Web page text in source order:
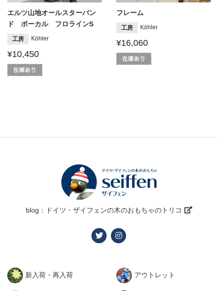
エルツ山地オールスターバン
ド ボーカル フロラインS
工房 Köhler
¥10,450
フレーム
工房 Köhler
¥16,060
blog：ドイツ・ザイフェンの木のおもちゃのトリコ
新入荷・再入荷 アウトレット